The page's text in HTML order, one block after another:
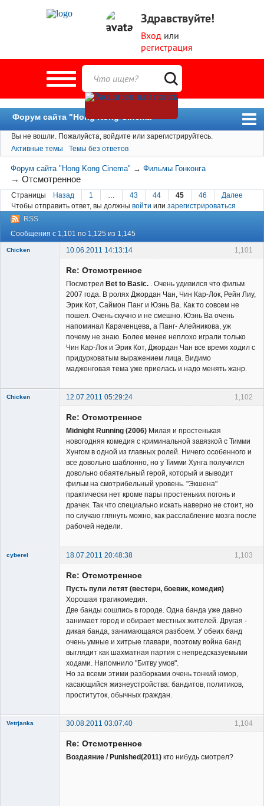
Здравствуйте!
Вход или
регистрация
Форум сайта "Hong Kong Cinema"
Форум
Новости
Пользователи
Поиск
Вы не вошли. Пожалуйста, войдите или зарегистрируйтесь.
Активные темы
Темы без ответов
Форум сайта "Hong Kong Cinema" →Фильмы Гонконга
→Отсмотренное
Страницы Назад 1 43 44 45 46
Далее
Чтобы отправить ответ, вы должны войти или зарегистрироваться
RSS
Сообщения с 1,101 по 1,125 из 1,145
1,101
Chicken
10.06.2011 14:13:14
Re: Отсмотренное
Посмотрел Bet to Basic. . Очень удивился что фильм
2007 года. В ролях Джордан Чан, Чин Кар-Лок, Рейн Лиу,
Эрик Кот, Саймон Панг и Юэнь Ва. Как то совсем не
пошел. Очень скучно и не смешно. Юэнь Ва очень
напоминал Караченцева, а Панг- Алейникова, уж
почему не знаю. Более менее неплохо играли только
Чин Кар-Лок и Эрик Кот, Джордан Чан все время ходил с
придурковатым выражением лица. Видимо
маджонговая тема уже приелась и надо менять жанр.
1,102
Chicken
12.07.2011 05:29:24
Re: Отсмотренное
Midnight Running (2006) Милая и простенькая
новогодняя комедия с криминальной завязкой с Тимми
Хунгом в одной из главных ролей. Ничего особенного и
все довольно шаблонно, но у Тимми Хунга получился
довольно обаятельный герой, который и выводит
фильм на смотрибельный уровень. "Экшена"
практически нет кроме пары простеньких погонь и
драчек. Так что специально искать наверно не стоит, но
по случаю глянуть можно, как расслабление мозга после
рабочей недели.
1,103
cyberel
18.07.2011 20:48:38
Re: Отсмотренное
Пусть пули летят (вестерн, боевик, комедия)
Хорошая трагикомедия.
Две банды сошлись в городе. Одна банда уже давно
занимает город и обирает местных жителей. Другая -
дикая банда, занимающаяся разбоем. У обеих банд
очень умные и хитрые главари, поэтому война банд
выглядит как шахматная партия с непредсказуемыми
ходами. Напомнило "Битву умов".
Но за всеми этими разборками очень тонкий юмор,
касающийся жизнеустройства: бандитов, политиков,
проституток, обычных граждан.
1,104
Vetrjanka
30.08.2011 03:07:40
Re: Отсмотренное
Воздаяние / Punished(2011) кто нибудь смотрел?